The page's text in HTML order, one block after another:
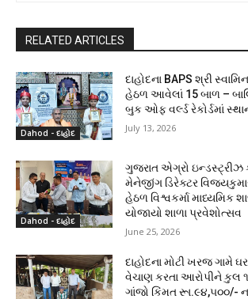
RELATED ARTICLES
Dahod - દાહોદ
દાહોદના BAPS શ્રી
હેઠળ આવેલાં 15 બાળ –
બુક ઓફ વર્લ્ડ રેકોર્ડમાં
July 13, 2026
Dahod - દાહોદ
ગુજરાત એગ્રો ઇન્ડસ્ટ્રીઝ
મેનેજીંગ ડિરેક્ટર
હેઠળ વિશ્વકર્મા માધ્યમિક
યોજાયો શાળા પ્રવેશોત્સવ
June 25, 2026
દાહોદના મોટી ખરજ ગામે
વેચાણ કરતા આરોપીને કુલ
ગાંજો કિંમત રૂા.૯૪,૫૦૦/-